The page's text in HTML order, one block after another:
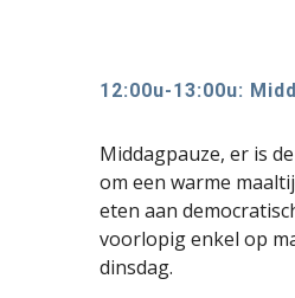
12:00u-13:00u:
Middagpauze, er is
om een warme
eten aan
voorlopig enkel op
dinsdag.